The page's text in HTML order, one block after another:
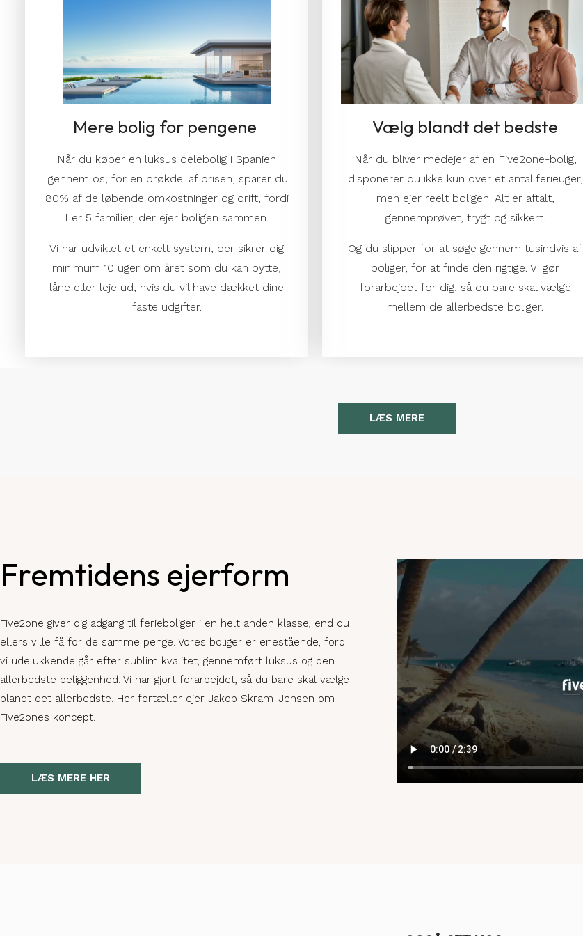
Mere bolig for pengene
Når du køber en luksus delebolig i Spanien
igennem os, for en brøkdel af prisen, sparer du
80% af de løbende omkostninger og drift, fordi
I er 5 familier, der ejer boligen sammen.
Vi har udviklet et enkelt system, der sikrer dig
minimum 10 uger om året som du kan bytte,
låne eller leje ud, hvis du vil have dækket dine
faste udgifter.
Vælg blandt det bedste
Når du bliver medejer af en Five2one-bolig,
disponerer du ikke kun over et antal ferieuger,
men ejer reelt boligen. Alt er aftalt,
gennemprøvet, trygt og sikkert.
Og du slipper for at søge gennem tusindvis af
boliger, for at finde den rigtige. Vi gør
forarbejdet for dig, så du bare skal vælge
mellem de allerbedste boliger.
LÆS MERE
Fremtidens ejerform
Five2one giver dig adgang til ferieboliger i en helt anden klasse, end du
ellers ville få for de samme penge. Vores boliger er enestående, fordi
vi udelukkende går efter sublim kvalitet, gennemført luksus og den
allerbedste beliggenhed. Vi har gjort forarbejdet, så du bare skal vælge
blandt det allerbedste. Her fortæller ejer Jakob Skram-Jensen om
Five2ones koncept.
LÆS MERE HER